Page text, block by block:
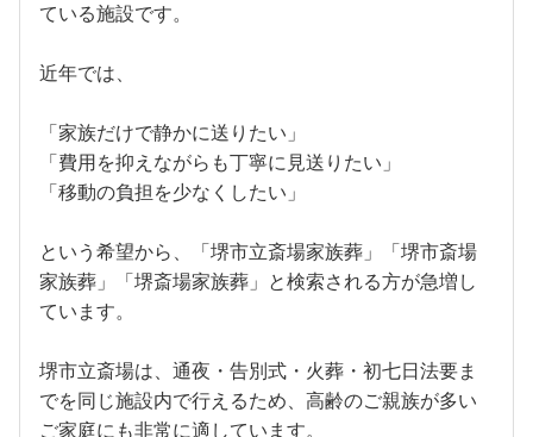
ている施設です。
近年では、
「家族だけで静かに送りたい」
「費用を抑えながらも丁寧に見送りたい」
「移動の負担を少なくしたい」
という希望から、「堺市立斎場家族葬」「堺市斎場
家族葬」「堺斎場家族葬」と検索される方が急増し
ています。
堺市立斎場は、通夜・告別式・火葬・初七日法要ま
でを同じ施設内で行えるため、高齢のご親族が多い
ご家庭にも非常に適しています。